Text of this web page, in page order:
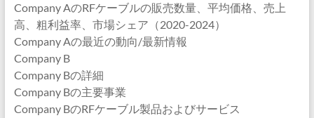
Company AのRFケーブルの販売数量、平均価格、売上
高、粗利益率、市場シェア（2020-2024）
Company Aの最近の動向/最新情報
Company B
Company Bの詳細
Company Bの主要事業
Company BのRFケーブル製品およびサービス